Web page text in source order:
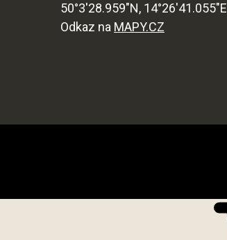
50°3'28.959"N, 14°26'41.055"E
Odkaz na MAPY.CZ